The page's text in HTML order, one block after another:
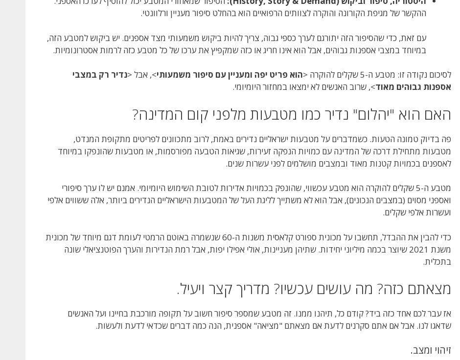
ההקשר של מגיפת הקורונה והוקרה לצוותים הרפואיים הוא בהחלט סיפור מעניין ורלוונטי.
עם זאת, כדי שהסיפור הזה יתורגם לערך כספי גבוה, צריך להיות ביקוש משמעותי מצד אספנים. יש ביקוש למטבע הזה,
במיוחד במצבי אספנות גבוהים, אבל הוא אינו חריג או כזה שמקפיץ את ערכו של כל מטבע כזה לרמות אסטרונומיות.
לסיכום נקודה זו: מטבע ה-5 שקלים להוקרה < הוא פריט יפה ומעניין עם סיפור משמעותי>, אבל <נדיר רק במצבי
אספנות גבוהים מאוד>, שרוב האנשים לא ימצאו במחזור היומיומי.
האם הוא "יהלום" נדיר כמו מטבעות מלפני קום המדינה?
פה בדיוק טמונה הטעות. כשמדברים על מטבעות ישראליים נדירים באמת, לרוב מתכוונים לפריטים מתקופת המנדט,
מטבעות מתחילת דרכה של המדינה עם כמויות הנפקה זעירות, שגיאות הטבעה מפורסמות, או מטבעות שהונפקו במיוחד
לאספנים בכמויות קטנות מאוד ובמצבים מושלמים לפני עשרות שנים.
מטבע ה-5 שקלים להוקרה הוא מטבע עכשווי, שהונפק בכמויות אדירות לטובת השימוש היומיומי. אמנם יש לו ערך סיפורי
ואספני מסוים (במצבים הנכונים), אבל הוא לא משתייך לליגת העל של המטבעות הישראליים הנדירים ביותר, אלה ששווים אלפי
ועשרות אלפי שקלים.
כדי להבין את ההבדל, תחשבו על מכונית ספורט קלאסית משנות ה-60 שנשמרה באוטם הרמטי לעומת דגם מיוחד של מכונית
משנת 2021 שיוצר בכמה מיליוני יחידות. שתיהן מעניינות, אולי אפילו יפות, אבל רמת הנדירות והערך הפוטנציאלי שונה
בתכלית.
מצאתם כזה? מה עושים עכשיו? מדריך קצר ויעיל.
אז עבר לכם אחד כזה ביד? קודם כל, תיהנו ממנו. זה מטבע שמספר סיפור חשוב על תקופה מורכבת בחיינו ועל האנשים
שדאגו לנו. אבל אם אתם סקרנים לדעת אם מצאתם "מציאה" אספנית, הנה כמה דברים שכדאי לדעת ולעשות.
זיהוי ומצב.